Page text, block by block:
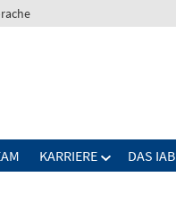
KARRIERE DAS IAB